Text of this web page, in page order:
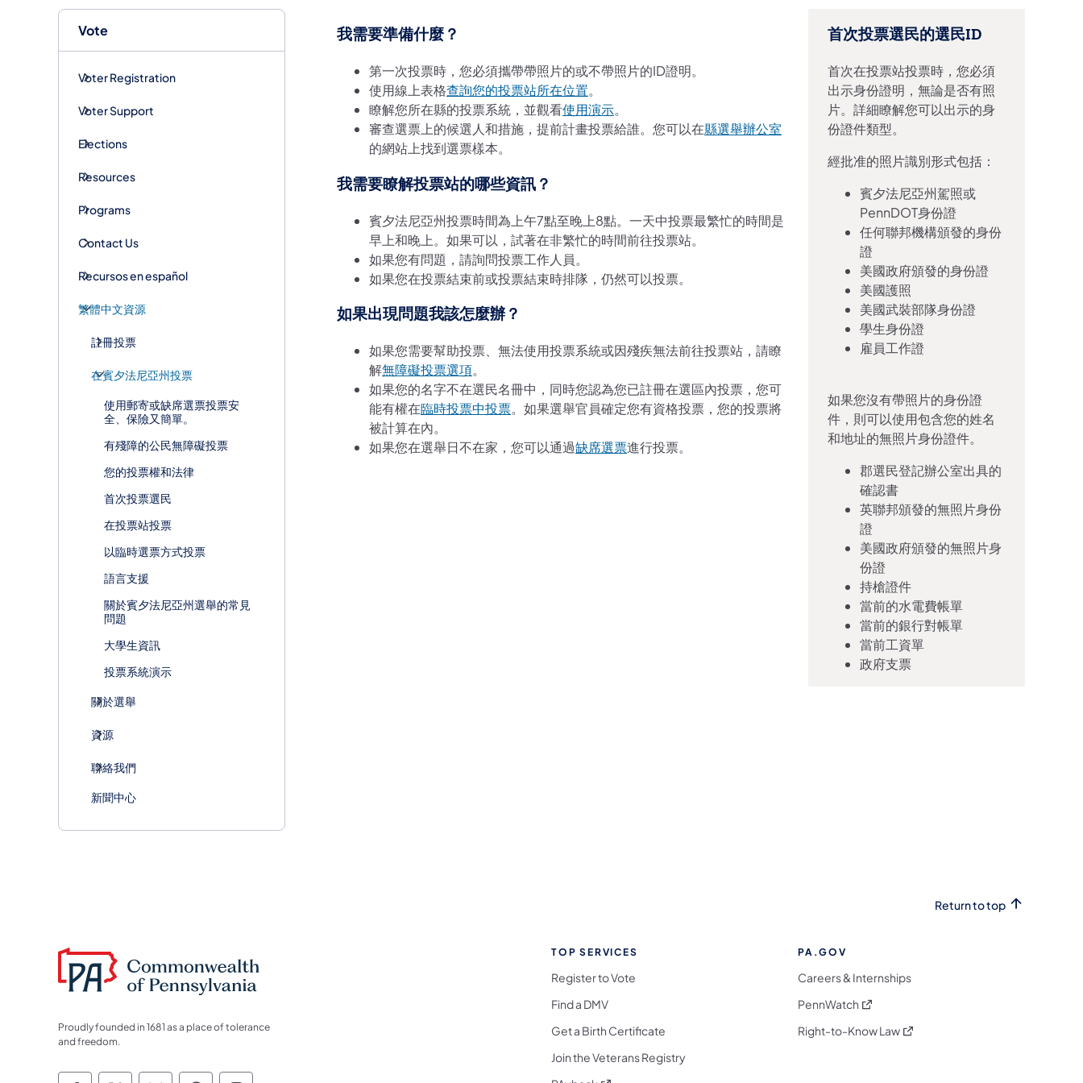
Vote
Voter Registration
Voter Support
Elections
Resources
Programs
Contact Us
Recursos en español
​繁體中文資源
註冊投票
在賓夕法尼亞州投票
使用郵寄或缺席選票投票安
全、保險又簡單。
有殘障的公民無障礙投票
您的投票權和法律
首次投票選民
在投票站投票
以臨時選票方式投票
語言支援
關於賓夕法尼亞州選舉的常見
問題
大學生資訊
投票系統演示
關於選舉
資源
聯絡我們
新聞中心
我需要準備什麼？
第一次投票時，您必須攜帶帶照片的或不帶照片的ID證明。
使用線上表格查詢您的投票站所在位置。
瞭解您所在縣的投票系統，並觀看使用演示。
審查選票上的候選人和措施，提前計畫投票給誰。您可以在縣選舉辦公室
的網站上找到選票樣本。
我需要瞭解投票站的哪些資訊？
賓夕法尼亞州投票時間為上午7點至晚上8點。一天中投票最繁忙的時間是
早上和晚上。如果可以，試著在非繁忙的時間前往投票站。
如果您有問題，請詢問投票工作人員。
如果您在投票結束前或投票結束時排隊，仍然可以投票。
如果出現問題我該怎麼辦？
如果您需要幫助投票、無法使用投票系統或因殘疾無法前往投票站，請瞭
解無障礙投票選項。
如果您的名字不在選民名冊中，同時您認為您已註冊在選區內投票，您可
能有權在臨時投票中投票。如果選舉官員確定您有資格投票，您的投票將
被計算在內。
如果您在選舉日不在家，您可以通過缺席選票進行投票。
首次投票選民的選民ID
首次在投票站投票時，您必須
出示身份證明，無論是否有照
片。詳細瞭解您可以出示的身
份證件類型。
經批准的照片識別形式包括：
賓夕法尼亞州駕照或
PennDOT身份證
任何聯邦機構頒發的身份
證
美國政府頒發的身份證
美國護照
美國武裝部隊身份證
學生身份證
雇員工作證
如果您沒有帶照片的身份證
件，則可以使用包含您的姓名
和地址的無照片身份證件。
郡選民登記辦公室出具的
確認書
英聯邦頒發的無照片身份
證
美國政府頒發的無照片身
份證
持槍證件
當前的水電費帳單
當前的銀行對帳單
當前工資單
政府支票
Return to top
Proudly founded in 1681 as a place of tolerance
and freedom.
TOP SERVICES
Register to Vote
Find a DMV
Get a Birth Certificate
Join the Veterans Registry
PA.GOV
Careers & Internships
PennWatch (opens in a new tab)
Right-to-Know Law(opens in a new tab)